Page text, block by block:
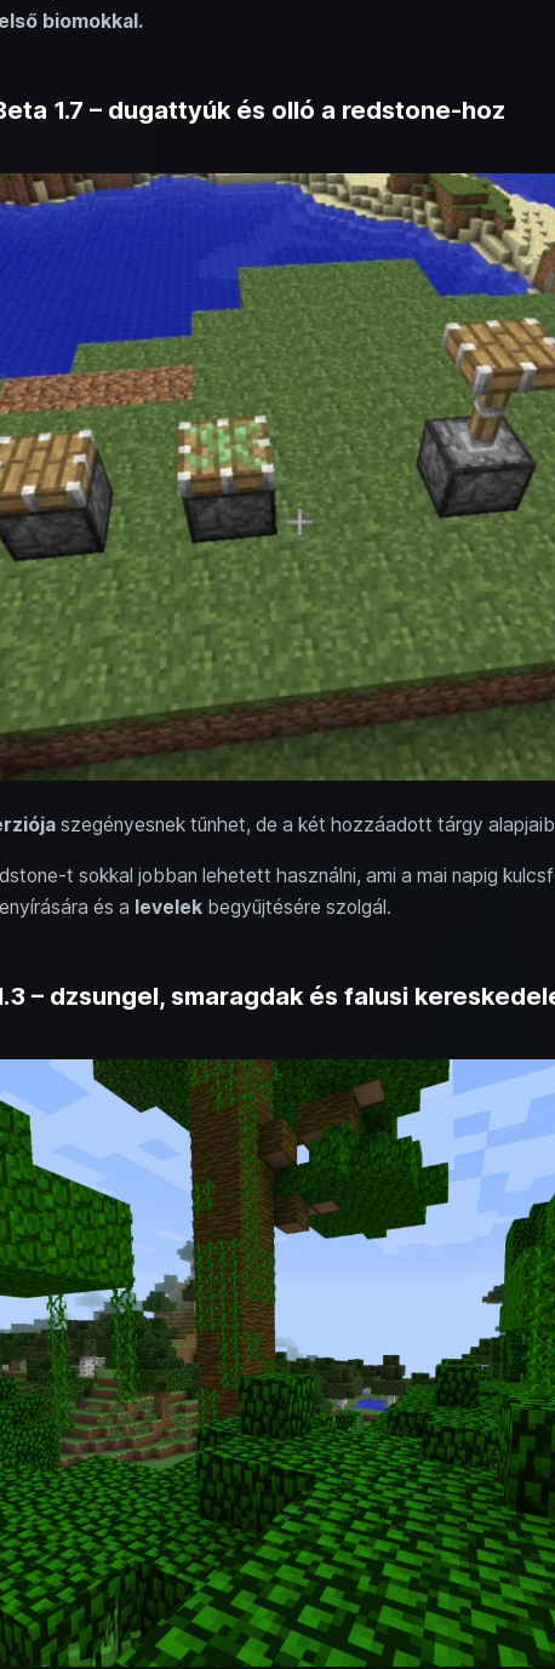
első biomokkal.
1.7 – dugattyúk és olló a redstone-hoz
szegényesnek tűnhet, de a két hozzáadott tárgy
t sokkal jobban lehetett használni, ami a mai napig
és a levelekbegyűjtésére szolgál.
– dzsungel, smaragdak és falusi